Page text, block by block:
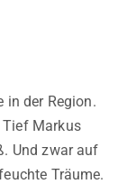
in der Region.
Tief Markus
Und zwar auf
Träume.